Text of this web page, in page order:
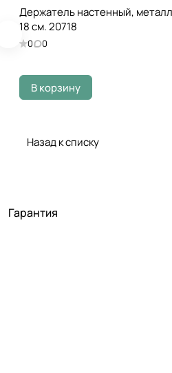
Держатель настенный,
18 см. 20718
0 0
В корзину
Назад к списку
Гарантия